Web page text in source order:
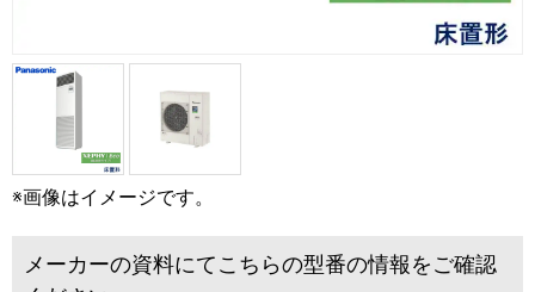
※画像はイメージです。
メーカーの資料にてこちらの型番の情報をご確認